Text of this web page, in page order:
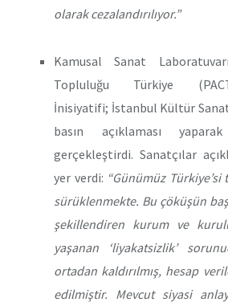
olarak cezalandırılıyor.”
Kamusal Sanat
Topluluğu Türkiye
İnisiyatifi; İstanbul Kültür Sanat
basın açıklaması
gerçekleştirdi. Sanatçılar
yer verdi: “Günümüz
sürüklenmekte. Bu çöküşün
şekillendiren kurum ve
yaşanan ‘liyakatsizlik’
ortadan kaldırılmış, hesap
edilmiştir. Mevcut siyasi